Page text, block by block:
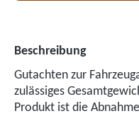
Beschreibung
Gutachten zur
zulässiges
Produkt ist die